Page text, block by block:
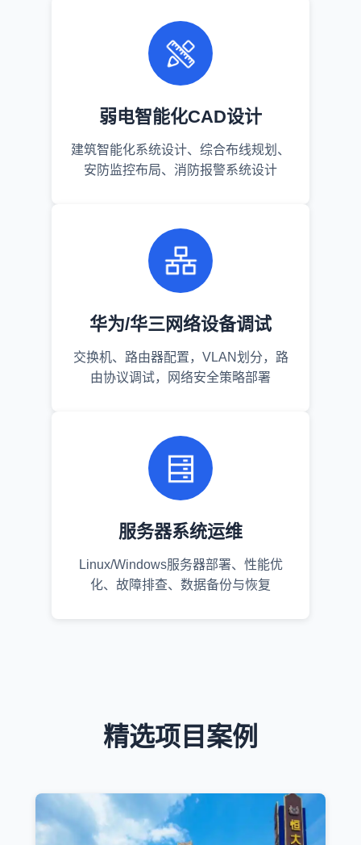
弱电智能化CAD设计
建筑智能化系统设计、综合布线规划、
安防监控布局、消防报警系统设计
华为/华三网络设备调试
交换机、路由器配置，VLAN划分，路
由协议调试，网络安全策略部署
服务器系统运维
Linux/Windows服务器部署、性能优
化、故障排查、数据备份与恢复
精选项目案例